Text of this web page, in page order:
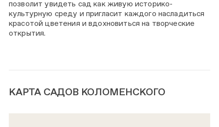
позволит увидеть сад как живую историко-
культурную среду и пригласит каждого насладиться
красотой цветения и вдохновиться на творческие
открытия.
КАРТА САДОВ КОЛОМЕНСКОГО